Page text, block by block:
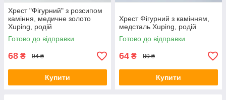
Хрест "Фігурний" з розсипом
каміння, медичне золото
Xuping, родій
Готово до відправки
68 ₴ 94 ₴
Купити
Хрест Фігурний з камінням,
медсталь Xuping, родій
Готово до відправки
64 ₴ 89 ₴
Купити